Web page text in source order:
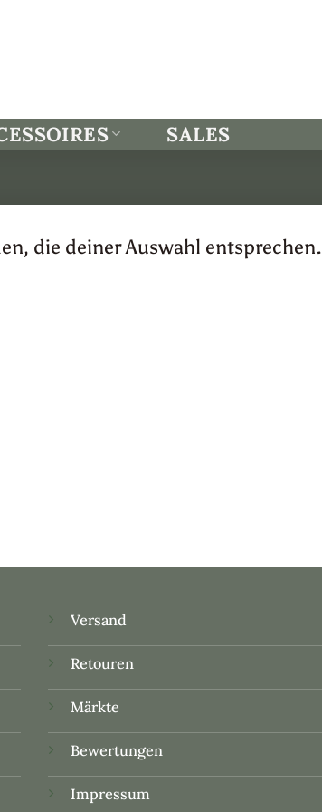
SALES
die deiner Auswahl entsprechen.
Versand
Retouren
Märkte
Bewertungen
Impressum